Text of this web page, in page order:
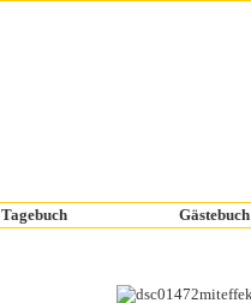
Tagebuch Gästebuch